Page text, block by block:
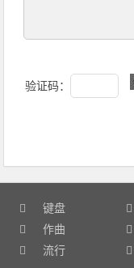
验证码：
键盘
作曲
流行